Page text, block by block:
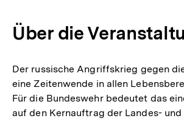
Über die
Der russische Angriffskrieg gegen
eine Zeitenwende in allen
Für die Bundeswehr bedeutet das
auf den Kernauftrag der Landes- und